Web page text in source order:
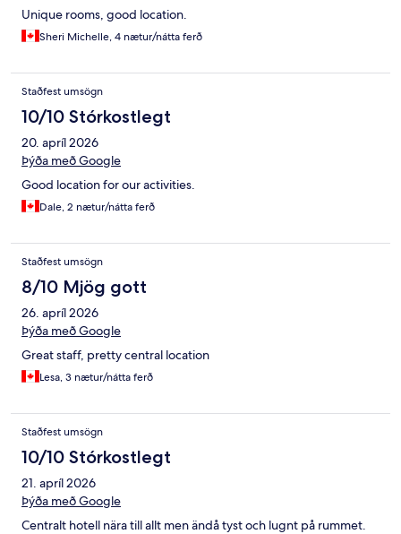
Unique rooms, good location.
Sheri Michelle, 4 nætur/nátta ferð
Staðfest umsögn
10/10 Stórkostlegt
20. apríl 2026
Þýða með Google
Good location for our activities.
Dale, 2 nætur/nátta ferð
Staðfest umsögn
8/10 Mjög gott
26. apríl 2026
Þýða með Google
Great staff, pretty central location
Lesa, 3 nætur/nátta ferð
Staðfest umsögn
10/10 Stórkostlegt
21. apríl 2026
Þýða með Google
Centralt hotell nära till allt men ändå tyst och lugnt på rummet.